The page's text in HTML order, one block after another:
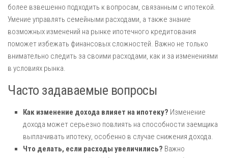
более взвешенно подходить к вопросам, связанным с ипотекой.
Умение управлять семейными расходами, а также знание
возможных изменений на рынке ипотечного кредитования
поможет избежать финансовых сложностей. Важно не только
внимательно следить за своими расходами, как и за изменениями
в условиях рынка.
Часто задаваемые вопросы
Как изменение дохода влияет на ипотеку? Изменение
дохода может серьезно повлиять на способности заемщика
выплачивать ипотеку, особенно в случае снижения дохода.
Что делать, если расходы увеличились? Важно